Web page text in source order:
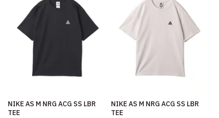
NIKE AS M NRG ACG SS LBR
TEE
NIKE AS M NRG ACG SS LBR
TEE